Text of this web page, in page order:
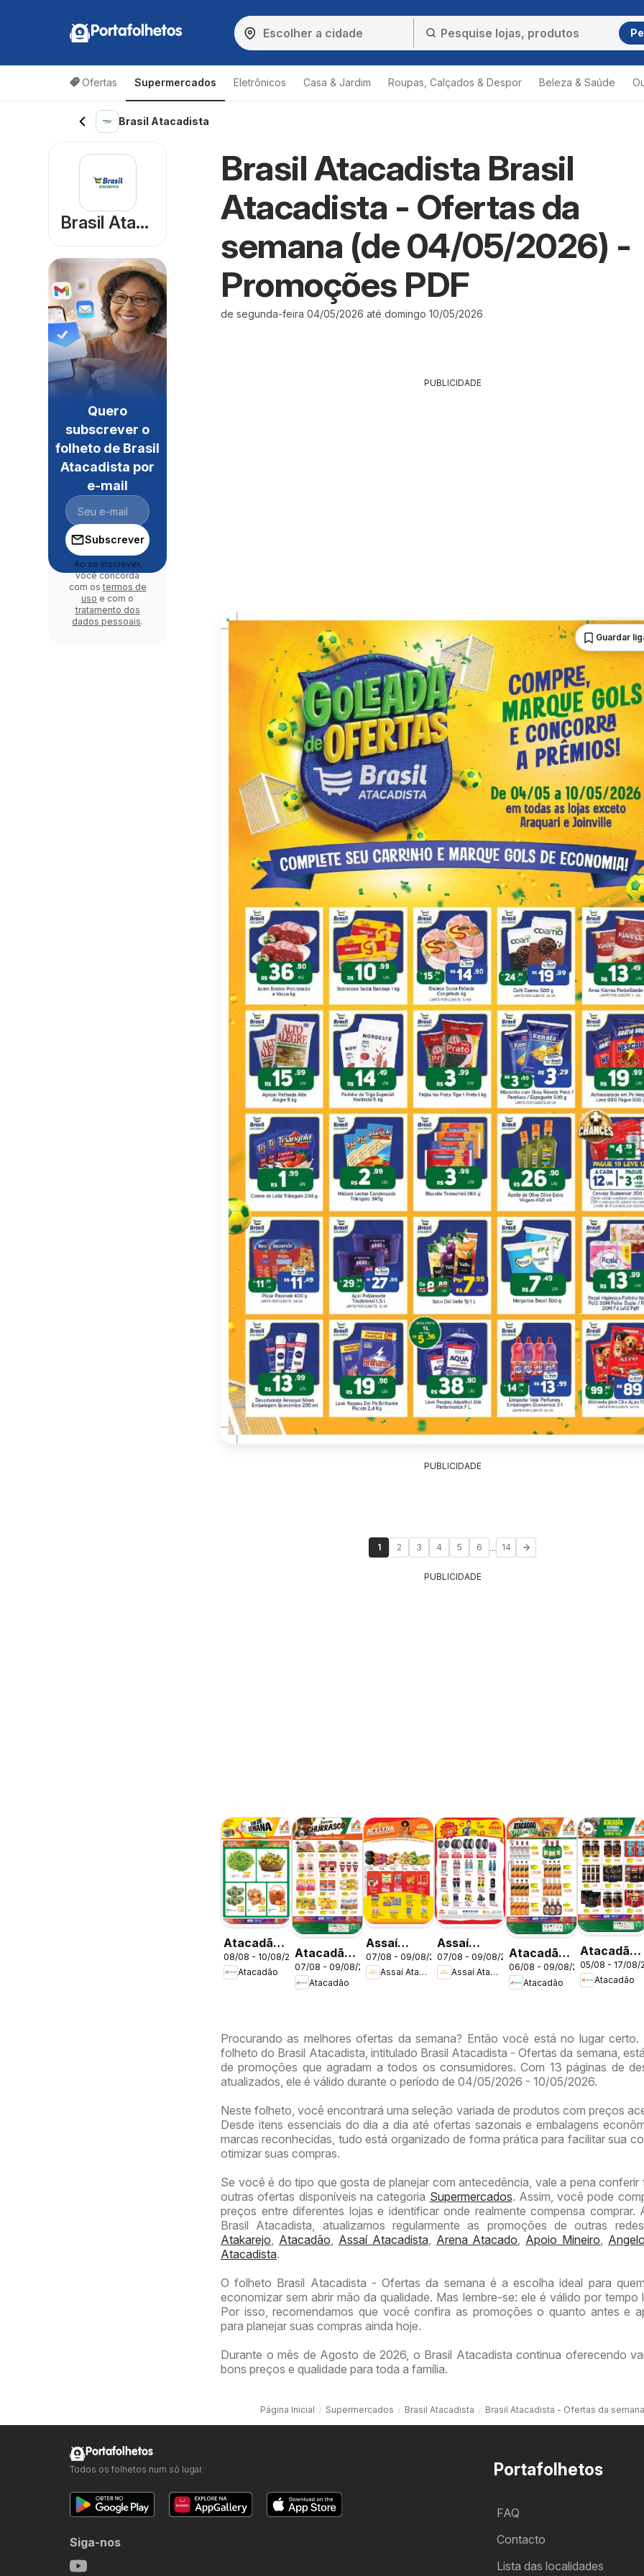
Portafolhetos
Ofertas Supermercados Eletrônicos Casa & Jardim Roupas, Calçados & Despor Beleza & Saúde
Brasil Atacadista
Brasil Atacadista Brasil
Atacadista - Ofertas da
semana (de 04/05/2026) -
Promoções PDF
de segunda-feira 04/05/2026 até domingo 10/05/2026
PUBLICIDADE
Guardar
PUBLICIDADE
1 2 3 4 5 6 ... 14
PUBLICIDADE
Atacadão
ofertas -
DF
08/08 - 10/08/2026
Atacadão
Atacadão
ofertas -
DF
07/08 - 09/08/2026
Atacadão
Assaí
Atacadista
ofertas -
07/08 - 09/08/2026
Assaí Atacadista
Assaí
Atacadista
ofertas -
07/08 - 09/08/2026
Assaí Atacadista
Atacadão
ofertas -
DF
06/08 - 09/08/2026
Atacadão
Atacadão
ofertas -
DF
05/08 - 17/08/
Atacadão
Procurando as melhores ofertas da semana? Então você está no lugar certo.
folheto do Brasil Atacadista, intitulado Brasil Atacadista - Ofertas da semana,
de promoções que agradam a todos os consumidores. Com 13 páginas de
atualizados, ele é válido durante o período de 04/05/2026 - 10/05/2026.
Neste folheto, você encontrará uma seleção variada de produtos com preços
Desde itens essenciais do dia a dia até ofertas sazonais e embalagens
marcas reconhecidas, tudo está organizado de forma prática para facilitar sua
otimizar suas compras.
Se você é do tipo que gosta de planejar com antecedência, vale a pena conferir
outras ofertas disponíveis na categoria Supermercados. Assim, você pode
preços entre diferentes lojas e identificar onde realmente compensa comprar.
Brasil Atacadista, atualizamos regularmente as promoções de outras
Atakarejo, Atacadão, Assaí Atacadista, Arena Atacado, Apoio Mineiro,
Atacadista.
O folheto Brasil Atacadista - Ofertas da semana é a escolha ideal para
economizar sem abrir mão da qualidade. Mas lembre-se: ele é válido por tempo
Por isso, recomendamos que você confira as promoções o quanto antes e
para planejar suas compras ainda hoje.
Durante o mês de Agosto de 2026, o Brasil Atacadista continua oferecendo
bons preços e qualidade para toda a família.
Página Inicial Supermercados Brasil Atacadista Brasil Atacadista - Ofertas da semana
Brasil Atacadista
Quero
subscrever o
folheto de Brasil
Atacadista por
e-mail
Subscrever
Ao se inscrever,
você concorda
com os termos de
uso e com o
tratamento dos
dados pessoais.
Portafolhetos
FAQ
Contacto
Lista das localidades
Portafolhetos
Todos os folhetos num só lugar.
Siga-nos